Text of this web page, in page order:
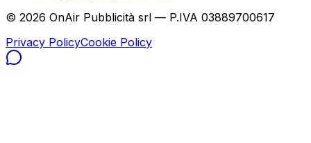
© 2026 OnAir Pubblicità srl — P.IVA 03889700617
Privacy PolicyCookie Policy